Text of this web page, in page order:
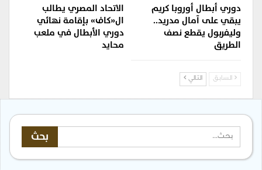
دوري أبطال أوروبا كريم
يبقي على آمال مدريد..
وليفربول يقطع نصف
الطريق
الاتحاد المصري يطالب
ال«كاف» بإقامة نهائي
دوري الأبطال في ملعب
محايد
السابق التالي